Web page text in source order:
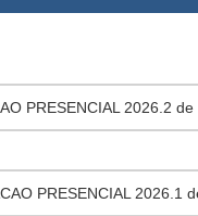
PRESENCIAL 2026.2
PRESENCIAL 2026.1